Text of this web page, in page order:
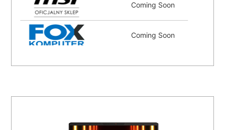
Coming Soon
Coming Soon